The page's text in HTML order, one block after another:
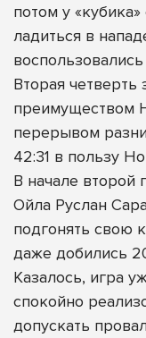
потом у
ладиться в
Вторая
преимуществом
перерывом
42:31 в пользу
В начале второй
Ойла Руслан
подгонять свою
даже добились
Казалось, игра
спокойно
допускать